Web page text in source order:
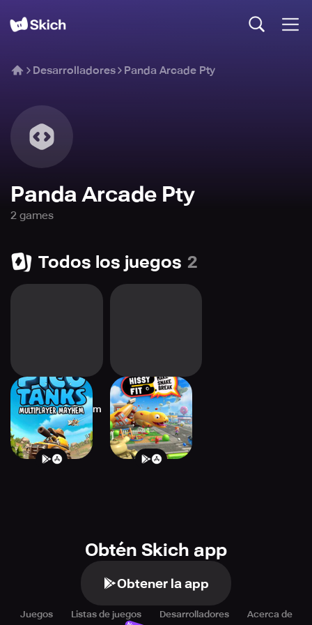
Desarrolladores Panda Arcade Pty
Panda Arcade Pty
2 games
Todos los juegos 2
Pico Tanks:
Multiplayer Mayhem
Hissy Fit: Make
Snake Break
Obtén Skich app
Obtener la app
Juegos Listas de juegos Desarrolladores Acerca de